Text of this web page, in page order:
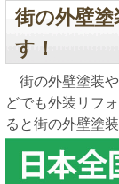
街の外壁
す！
街の外壁塗装や
どでも外装リフ
ると街の外壁塗